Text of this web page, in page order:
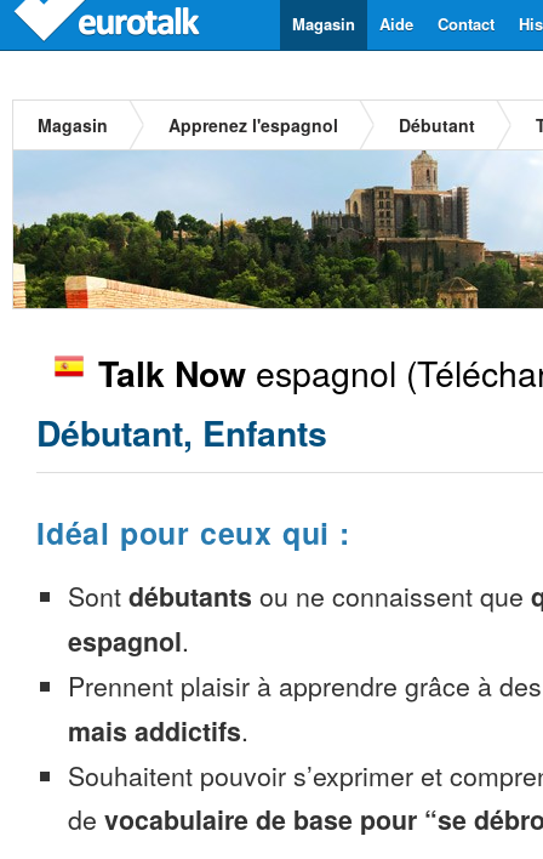
Contact
Aide
Magasin
Magasin Apprenez l'espagnol Débutant
Talk Now espagnol
Débutant, Enfants
Idéal pour ceux qui :
Sont débutants ou ne connaissent que
espagnol.
Prennent plaisir à apprendre grâce à
mais addictifs.
Souhaitent pouvoir s’exprimer et
de vocabulaire de base pour “se